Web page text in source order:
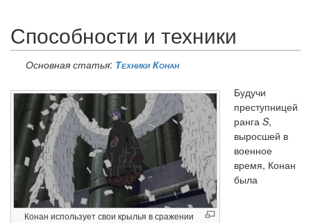
Способности и техники
Основная статья: Техники Конан
Конан использует свои крылья в сражении
Будучи
преступницей
ранга S,
выросшей в
военное
время, Конан
была